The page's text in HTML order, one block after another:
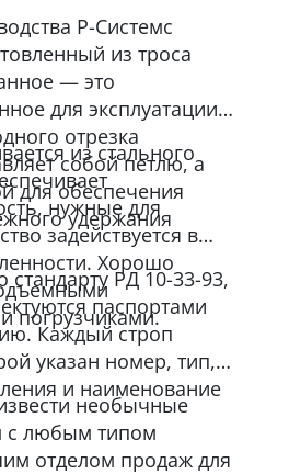
Р-Системс
из троса
— это
для эксплуатации
отрезка
собой петлю, а
для обеспечения
удержания
из стального
нужные для
задействуется в
Хорошо
погрузчиками.
стандарту РД 10-33-93,
паспортами
Каждый строп
указан номер, тип,
и наименование
необычные
с любым типом
отделом продаж для